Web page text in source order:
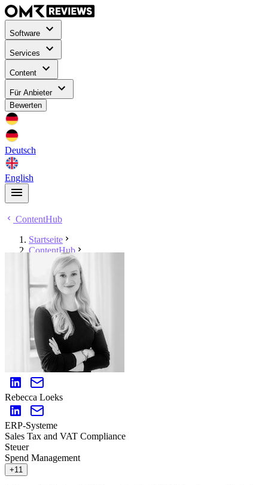
Software
Services
Content
Für Anbieter
Bewerten
Deutsch
English
ContentHub
Startseite
ContentHub
Rebecca Loeks
Rebecca Loeks
ERP-Systeme
Sales Tax and VAT Compliance
Steuer
Spend Management
+11